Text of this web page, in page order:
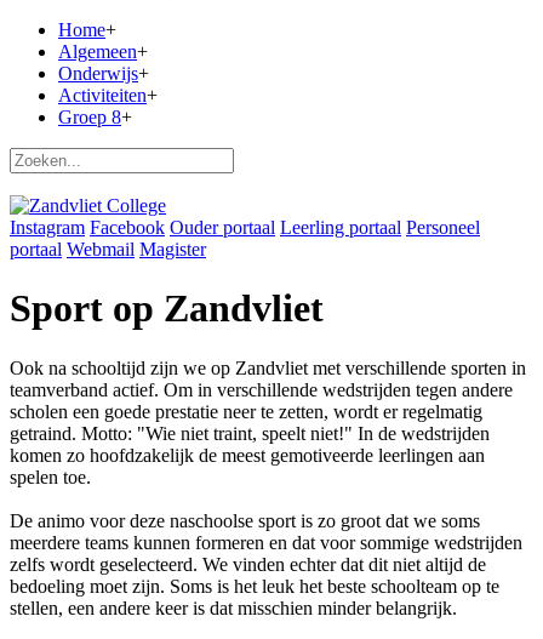
Home+
Algemeen+
Onderwijs+
Activiteiten+
Groep 8+
Instagram Facebook Ouder portaal Leerling portaal Personeel
portaal Webmail Magister
Sport op Zandvliet
Ook na schooltijd zijn we op Zandvliet met verschillende sporten in
teamverband actief. Om in verschillende wedstrijden tegen andere
scholen een goede prestatie neer te zetten, wordt er regelmatig
getraind. Motto: "Wie niet traint, speelt niet!" In de wedstrijden
komen zo hoofdzakelijk de meest gemotiveerde leerlingen aan
spelen toe.
De animo voor deze naschoolse sport is zo groot dat we soms
meerdere teams kunnen formeren en dat voor sommige wedstrijden
zelfs wordt geselecteerd. We vinden echter dat dit niet altijd de
bedoeling moet zijn. Soms is het leuk het beste schoolteam op te
stellen, een andere keer is dat misschien minder belangrijk.